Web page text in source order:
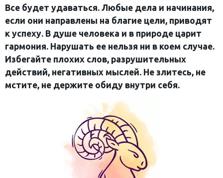
Все будет удаваться. Любые дела и начинания,
если они направлены на благие цели, приводят
к успеху. В душе человека и в природе царит
гармония. Нарушать ее нельзя ни в коем случае.
Избегайте плохих слов, разрушительных
действий, негативных мыслей. Не злитесь, не
мстите, не держите обиду внутри себя.